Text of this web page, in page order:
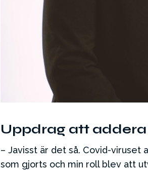
Uppdrag att
– Javisst är det så. Covid-
som gjorts och min roll blev att